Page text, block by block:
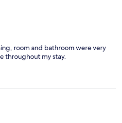
room and bathroom were very
throughout my stay.